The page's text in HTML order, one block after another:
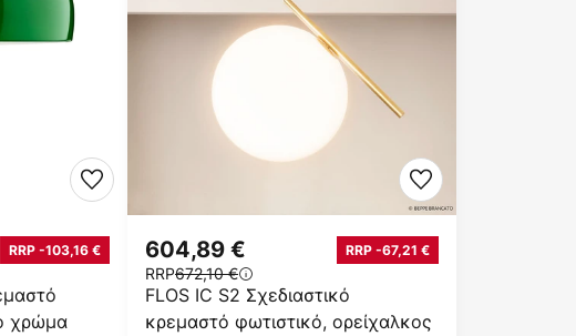
χρώμα
RRP -103,16 €
FLOS IC S2 Σχεδιαστικό
κρεμαστό φωτιστικό, ορείχαλκος
604,89 € RRP -67,21 €
RRP672,10 €